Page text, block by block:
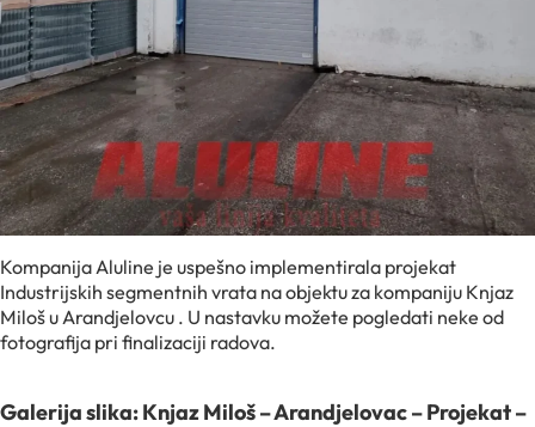
Kompanija Aluline je uspešno implementirala projekat
Industrijskih segmentnih vrata na objektu za kompaniju Knjaz
Miloš u Arandjelovcu . U nastavku možete pogledati neke od
fotografija pri finalizaciji radova.
Galerija slika: Knjaz Miloš – Arandjelovac – Projekat –